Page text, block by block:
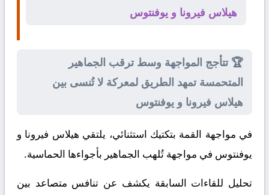
هيلاس فيرونا و يوفنتوس
🏆 تتأجج المواجهة وسط ترقب الجماهير
المتحمسة تمهد الطريق لمعركة لا تُنسى بين
هيلاس فيرونا و يوفنتوس
في مواجهة القمة بتكتيك استثنائي، يلتقي هيلاس فيرونا و
يوفنتوس في مواجهة تُلهب الجماهير بأجواءها الحماسية.
تحليل للقاءات السابقة يكشف عن تنافس متصاعد بين